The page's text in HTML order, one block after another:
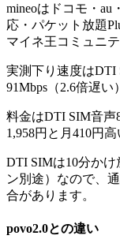
mineoはドコモ・au
応・パケット放題
マイネ王コミュニ
実測下り速度はDTI
91Mbps（2.6倍遅い
料金はDTI SIM音声
1,958円と月410円高
DTI SIMは10分かけ
ン別途）なので、
合があります。
povo2.0との違い